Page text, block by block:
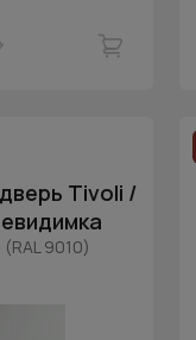
Tivoli /
9010)